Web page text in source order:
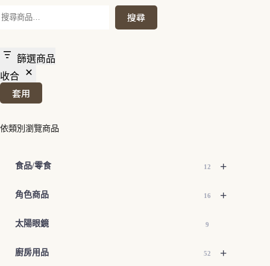
搜
搜尋
篩選商品
收合
套用
依類別瀏覽商品
+
食品/零食 12
+
角色商品 16
太陽眼鏡 9
+
廚房用品 52